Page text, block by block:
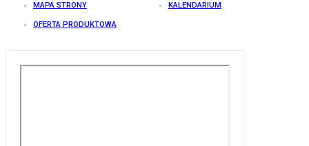
MAPA STRONY KALENDARIUM
OFERTA PRODUKTOWA